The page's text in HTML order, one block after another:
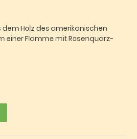
Holz des amerikanischen
einer Flamme mit Rosenquarz-